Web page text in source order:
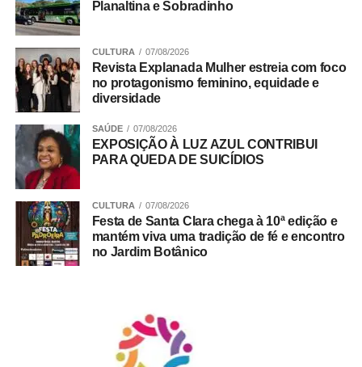
Planaltina e Sobradinho
CULTURA 07/08/2026
Revista Explanada Mulher estreia com foco
no protagonismo feminino, equidade e
diversidade
SAÚDE 07/08/2026
EXPOSIÇÃO À LUZ AZUL CONTRIBUI
PARA QUEDA DE SUICÍDIOS
CULTURA 07/08/2026
Festa de Santa Clara chega à 10ª edição e
mantém viva uma tradição de fé e encontro
no Jardim Botânico